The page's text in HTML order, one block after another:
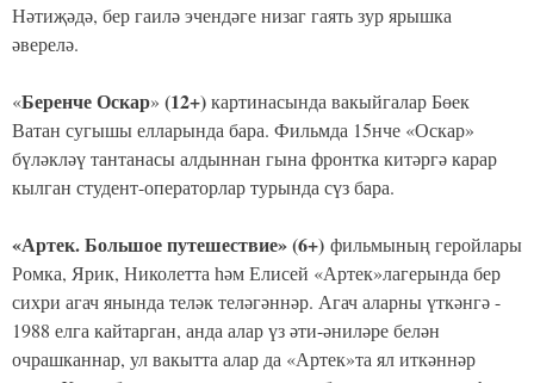
Нәтиҗәдә, бер гаилә эчендәге низаг гаять зур ярышка
әверелә.
«БеренчеОскар» (12+)картинасында вакыйгалар Бөек
Ватан сугышы елларында бара. Фильмда 15нче «Оскар»
бүләкләү тантанасы алдыннан гына фронтка китәргә карар
кылган студент-операторлар турында сүз бара.
«Артек. Большое путешествие» (6+) фильмының геройлары
Ромка, Ярик, Николетта һәм Елисей «Артек»лагерында бер
сихри агач янында теләк теләгәннәр. Агач аларны үткәнгә -
1988 елга кайтарган, анда алар үз әти-әниләре белән
очрашканнар, ул вакытта алар да «Артек»та ял иткәннәр